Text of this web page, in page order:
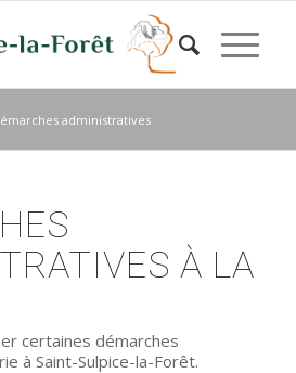
administratives
À LA
certaines démarches
à Saint-Sulpice-la-Forêt.